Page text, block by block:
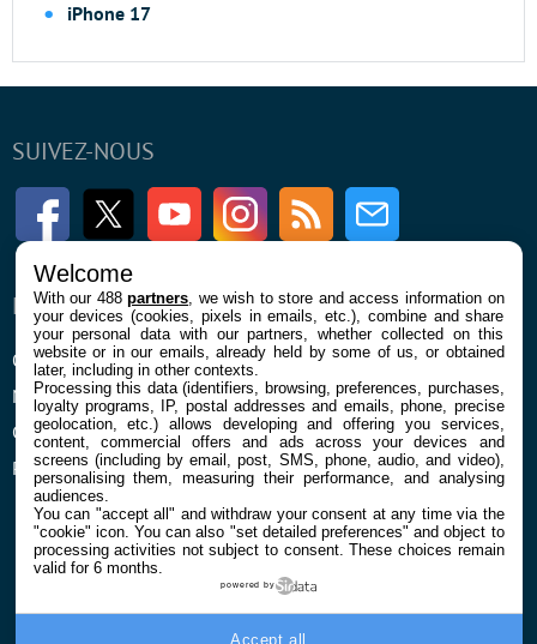
iPhone 17
SUIVEZ-NOUS
FacebookTwitter Youtube InstagramRSS Newsletter
ENTREPRISE
Qui sommes nous
Mentions légales et CGU
Confidentialité et Cookies
Préférences cookies
À PROPOS
La rédaction
Contact
Welcome
With our 488partners , we wish to store and access information on
your devices (cookies, pixels in emails, etc.), combine and share
your personal data with our partners, whether collected on this
website or in our emails, already held by some of us, or obtained
later, including in other contexts.
Processing this data (identifiers, browsing, preferences, purchases,
loyalty programs, IP, postal addresses and emails, phone, precise
geolocation, etc.) allows developing and offering you services,
content, commercial offers and ads across your devices and
screens (including by email, post, SMS, phone, audio, and video),
personalising them, measuring their performance, and analysing
audiences.
You can "accept all" and withdraw your consent at any time via the
"cookie" icon. You can also "set detailed preferences" and object to
processing activities not subject to consent. These choices remain
valid for 6 months.
powered by
Accept all